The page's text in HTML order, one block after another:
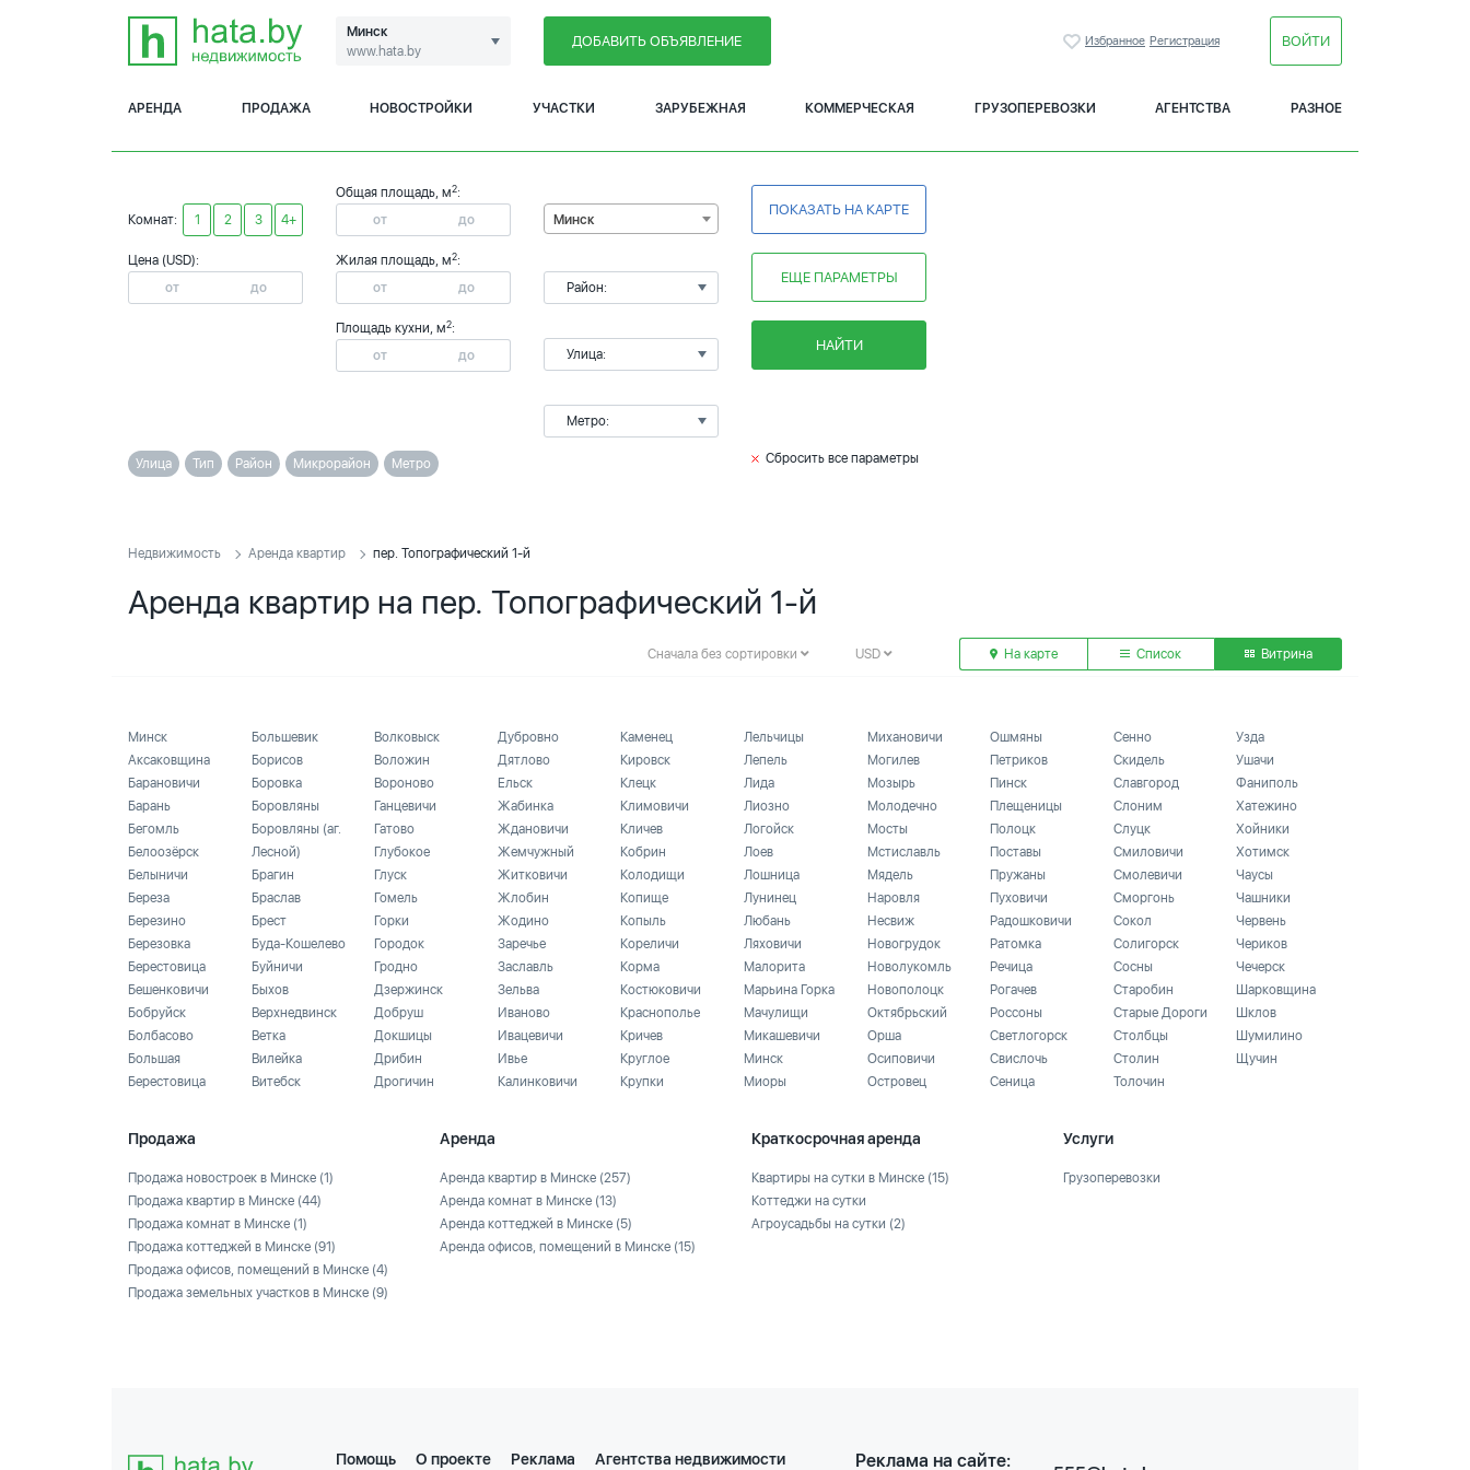
Минск
www.hata.by
ДОБАВИТЬ ОБЪЯВЛЕНИЕ Избранное Регистрация ВОЙТИ
АРЕНДА ПРОДАЖА НОВОСТРОЙКИ УЧАСТКИ ЗАРУБЕЖНАЯ КОММЕРЧЕСКАЯ ГРУЗОПЕРЕВОЗКИ АГЕНТСТВА РАЗНОЕ
Комнат: 1 2 3 4+
Цена (USD):
Общая площадь, м2:
Жилая площадь, м2:
Площадь кухни, м2:
Минск
Район:
Улица:
Метро:
ПОКАЗАТЬ НА КАРТЕ
ЕЩЕ ПАРАМЕТРЫ
НАЙТИ
Улица Тип Район Микрорайон Метро Сбросить все параметры
Недвижимость Аренда квартир пер. Топографический 1-й
Аренда квартир на пер. Топографический 1-й
Сначала без сортировки USD На карте Список Витрина
Минск
Аксаковщина
Барановичи
Барань
Бегомль
Белоозёрск
Белыничи
Береза
Березино
Березовка
Берестовица
Бешенковичи
Бобруйск
Болбасово
Большая
Берестовица
Большевик
Борисов
Боровка
Боровляны
Боровляны (аг.
Лесной)
Брагин
Браслав
Брест
Буда-Кошелево
Буйничи
Быхов
Верхнедвинск
Ветка
Вилейка
Витебск
Волковыск
Воложин
Вороново
Ганцевичи
Гатово
Глубокое
Глуск
Гомель
Горки
Городок
Гродно
Дзержинск
Добруш
Докшицы
Дрибин
Дрогичин
Дубровно
Дятлово
Ельск
Жабинка
Ждановичи
Жемчужный
Житковичи
Жлобин
Жодино
Заречье
Заславль
Зельва
Иваново
Ивацевичи
Ивье
Калинковичи
Каменец
Кировск
Клецк
Климовичи
Кличев
Кобрин
Колодищи
Копище
Копыль
Кореличи
Корма
Костюковичи
Краснополье
Кричев
Круглое
Крупки
Лельчицы
Лепель
Лида
Лиозно
Логойск
Лоев
Лошница
Лунинец
Любань
Ляховичи
Малорита
Марьина Горка
Мачулищи
Микашевичи
Минск
Миоры
Михановичи
Могилев
Мозырь
Молодечно
Мосты
Мстиславль
Мядель
Наровля
Несвиж
Новогрудок
Новолукомль
Новополоцк
Октябрьский
Орша
Осиповичи
Островец
Ошмяны
Петриков
Пинск
Плещеницы
Полоцк
Поставы
Пружаны
Пуховичи
Радошковичи
Ратомка
Речица
Рогачев
Россоны
Светлогорск
Свислочь
Сеница
Сенно
Скидель
Славгород
Слоним
Слуцк
Смиловичи
Смолевичи
Сморгонь
Сокол
Солигорск
Сосны
Старобин
Старые Дороги
Столбцы
Столин
Толочин
Узда
Ушачи
Фаниполь
Хатежино
Хойники
Хотимск
Чаусы
Чашники
Червень
Чериков
Чечерск
Шарковщина
Шклов
Шумилино
Щучин
Продажа
Продажа новостроек в Минске (1)
Продажа квартир в Минске (44)
Продажа комнат в Минске (1)
Продажа коттеджей в Минске (91)
Продажа офисов, помещений в Минске (4)
Продажа земельных участков в Минске (9)
Аренда
Аренда квартир в Минске (257)
Аренда комнат в Минске (13)
Аренда коттеджей в Минске (5)
Аренда офисов, помещений в Минске (15)
Краткосрочная аренда
Квартиры на сутки в Минске (15)
Коттеджи на сутки
Агроусадьбы на сутки (2)
Услуги
Грузоперевозки
Помощь О проекте Реклама Агентства недвижимости Реклама на сайте: